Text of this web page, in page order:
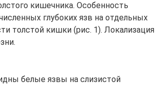
кишечника. Особенность
глубоких язв на отдельных
толстой кишки (рис. 1). Локализация
белые язвы на слизистой